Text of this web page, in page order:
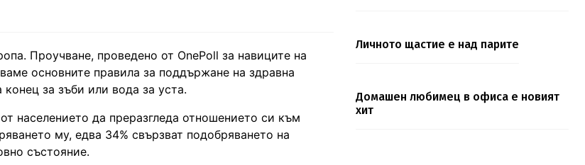
Проучване, проведено от OnePoll за навиците на
основните правила за поддържане на здравна
за зъби или вода за уста.
населението да преразгледа отношението си към
му, едва 34% свързват подобряването на
състояние.
Личното щастие е над парите
Домашен любимец в офиса е новият
хит